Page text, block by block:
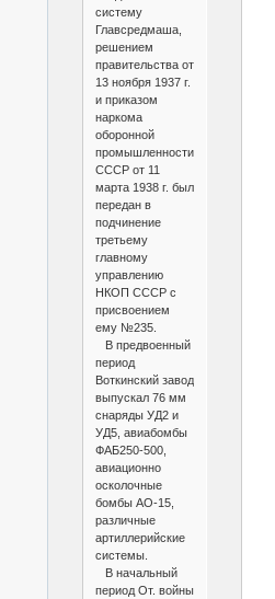
систему
Главсредмаша,
решением
правительства от
13 ноября 1937 г.
и приказом
наркома
оборонной
промышленности
СССР от 11
марта 1938 г. был
передан в
подчинение
третьему
главному
управлению
НКОП СССР с
присвоением
ему №235.
В предвоенный
период
Воткинский завод
выпускал 76 мм
снаряды УД2 и
УД5, авиабомбы
ФАБ250-500,
авиационно
осколочные
бомбы АО-15,
различные
артиллерийские
системы.
В начальный
период От. войны